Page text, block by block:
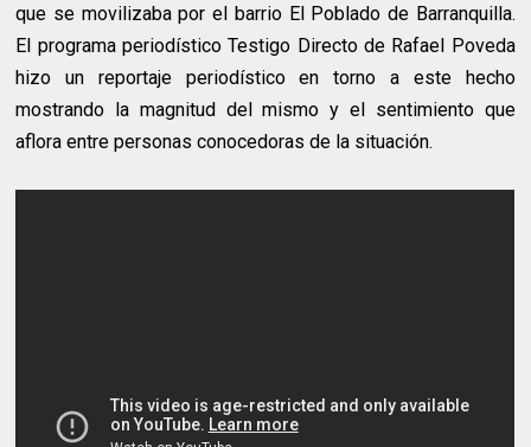
que se movilizaba por el barrio El Poblado de Barranquilla.
El programa periodístico Testigo Directo de Rafael Poveda
hizo un reportaje periodístico en torno a este hecho
mostrando la magnitud del mismo y el sentimiento que
aflora entre personas conocedoras de la situación.